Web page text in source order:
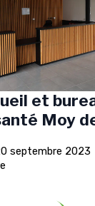
et
Moy
septembre 2023